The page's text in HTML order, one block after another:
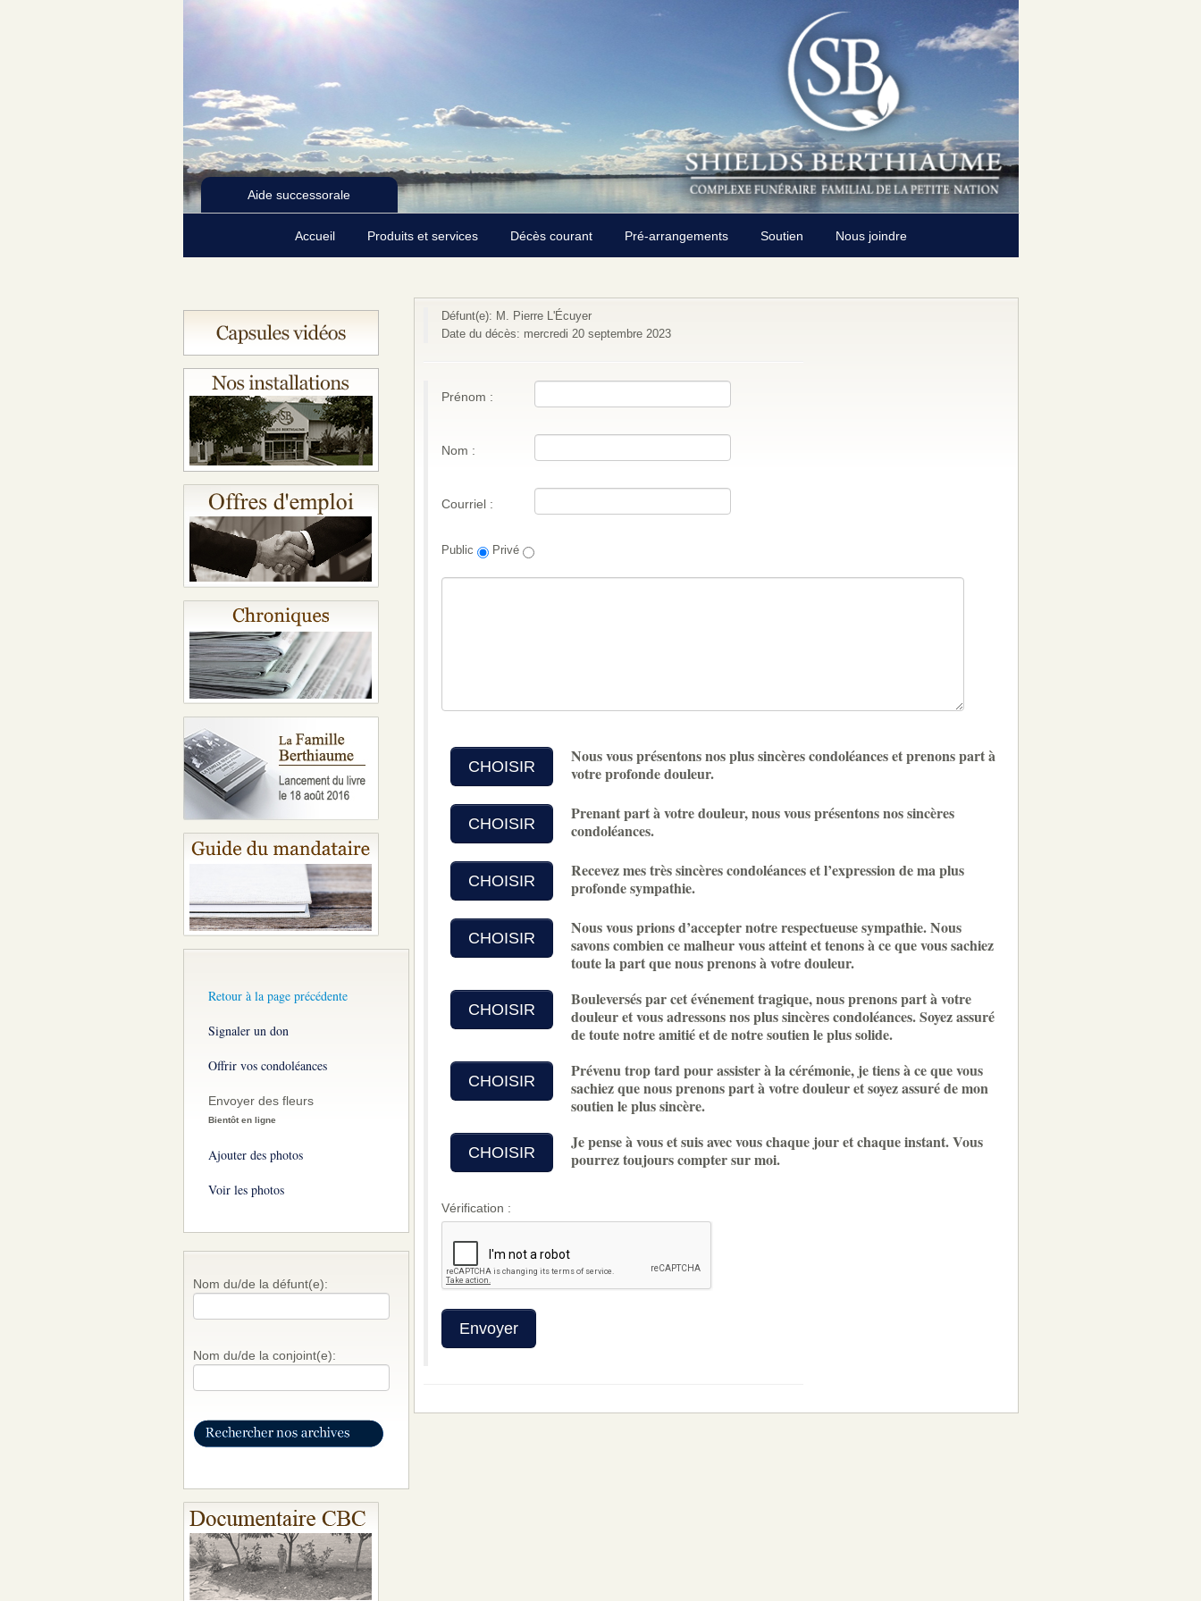
Aide successorale
Accueil Produits et services Décès courant Pré-arrangements Soutien Nous joindre
Retour à la page précédente
Signaler un don
Offrir vos condoléances
Envoyer des fleurs
Bientôt en ligne
Ajouter des photos
Voir les photos
Nom du/de la défunt(e):
Nom du/de la conjoint(e):
Défunt(e): M. Pierre L'Écuyer
Date du décès: mercredi 20 septembre 2023
Prénom :
Nom :
Courriel :
Public Privé
CHOISIR
Nous vous présentons nos plus sincères condoléances et prenons part à
votre profonde douleur.
CHOISIR
Prenant part à votre douleur, nous vous présentons nos sincères
condoléances.
CHOISIR
Recevez mes très sincères condoléances et l’expression de ma plus
profonde sympathie.
CHOISIR
Nous vous prions d’accepter notre respectueuse sympathie. Nous
savons combien ce malheur vous atteint et tenons à ce que vous sachiez
toute la part que nous prenons à votre douleur.
CHOISIR
Bouleversés par cet événement tragique, nous prenons part à votre
douleur et vous adressons nos plus sincères condoléances. Soyez assuré
de toute notre amitié et de notre soutien le plus solide.
CHOISIR
Prévenu trop tard pour assister à la cérémonie, je tiens à ce que vous
sachiez que nous prenons part à votre douleur et soyez assuré de mon
soutien le plus sincère.
CHOISIR
Je pense à vous et suis avec vous chaque jour et chaque instant. Vous
pourrez toujours compter sur moi.
Vérification :